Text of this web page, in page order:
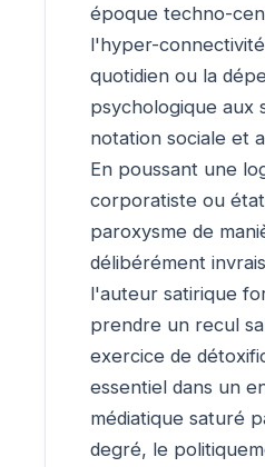
époque techno-
l'hyper-
quotidien ou la
psychologique aux
notation sociale et
En poussant une
corporatiste ou
paroxysme de
délibérément
l'auteur satirique
prendre un recul
exercice de
essentiel dans un
médiatique saturé
degré, le